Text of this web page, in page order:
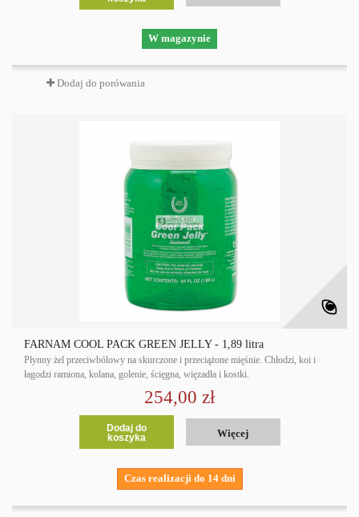
W magazynie
Dodaj do porówania
FARNAM COOL PACK GREEN JELLY - 1,89 litra
Płynny żel przeciwbólowy na skurczone i przeciążone mięśnie. Chłodzi, koi i
łagodzi ramiona, kolana, golenie, ścięgna, więzadła i kostki.
254,00 zł
Dodaj do
koszyka
Więcej
Czas realizacji do 14 dni